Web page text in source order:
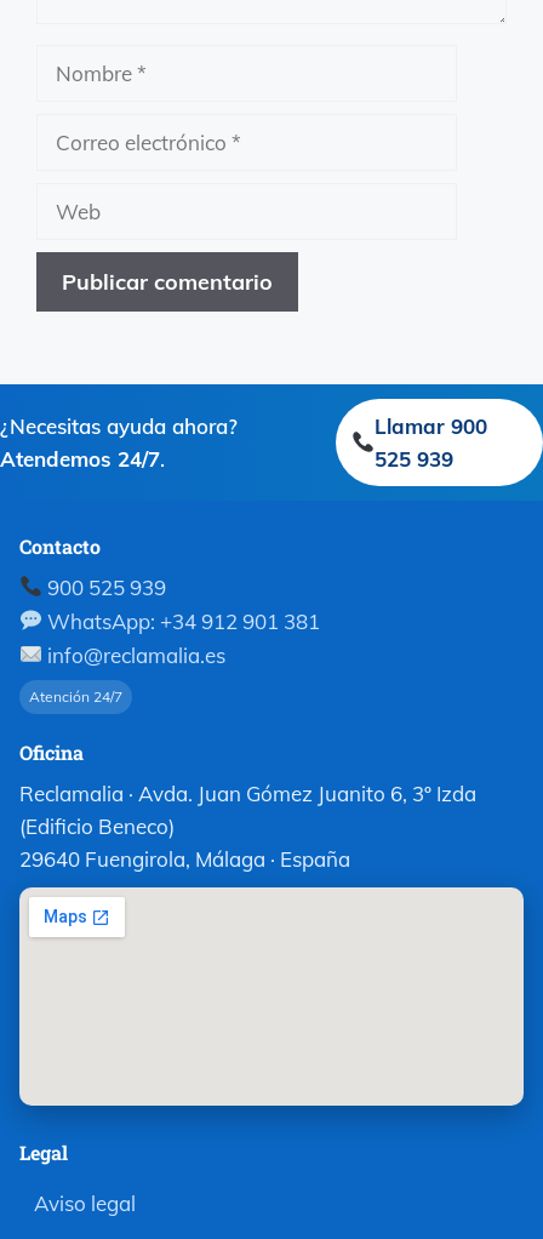
Nombre
¿Necesitas ayuda ahora?
Atendemos 24/7.
Llamar 900
525 939
Contacto
900 525 939
WhatsApp: +34 912 901 381
info@reclamalia.es
Atención 24/7
Oficina
Reclamalia · Avda. Juan Gómez Juanito 6, 3º Izda
(Edificio Beneco)
29640 Fuengirola, Málaga · España
Legal
Aviso legal